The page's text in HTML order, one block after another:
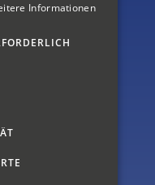
Informationen